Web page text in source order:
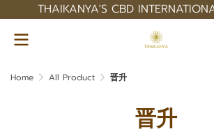
THAIKANYA'S CBD
Home All Product 晋升
晋升